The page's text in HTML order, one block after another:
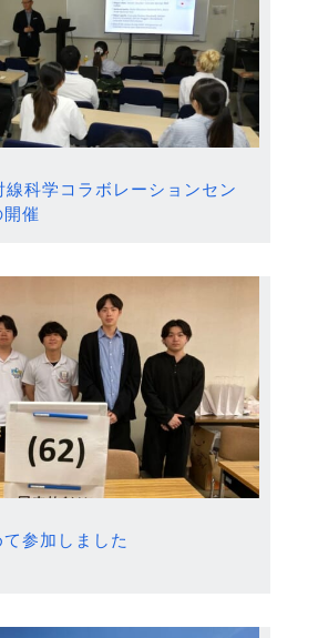
科学コラボレーションセン
催
参加しました